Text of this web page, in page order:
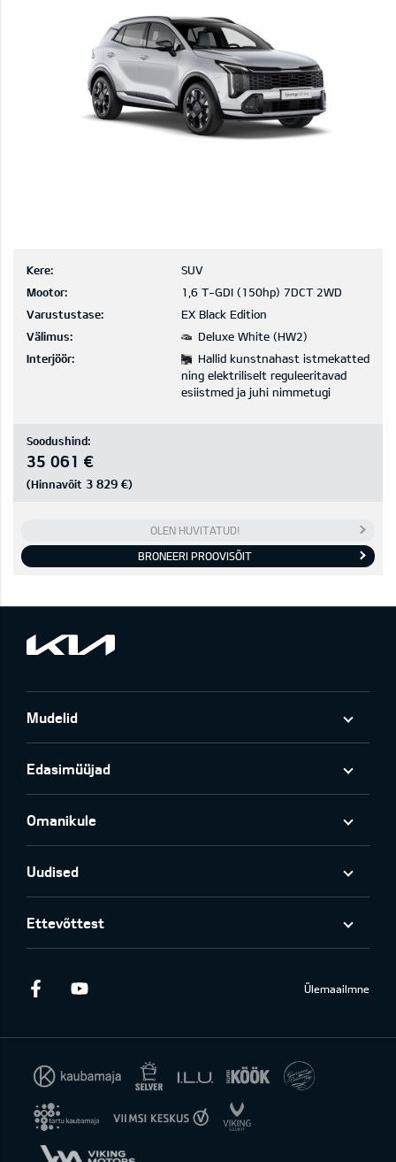
Kere:
SUV
Mootor:
1,6 T-GDI (150hp) 7DCT 2WD
Varustustase:
EX Black Edition
Välimus:
Deluxe White (HW2)
Interjöör:
Hallid kunstnahast istmekatted
ning elektriliselt reguleeritavad
esiistmed ja juhi nimmetugi
Soodushind:
35 061 €
(Hinnavõit 3 829 €)
OLEN HUVITATUD!
BRONEERI PROOVISÕIT
Mudelid
Edasimüüjad
Omanikule
Uudised
Ettevõttest
Facebook Ülemaailmne